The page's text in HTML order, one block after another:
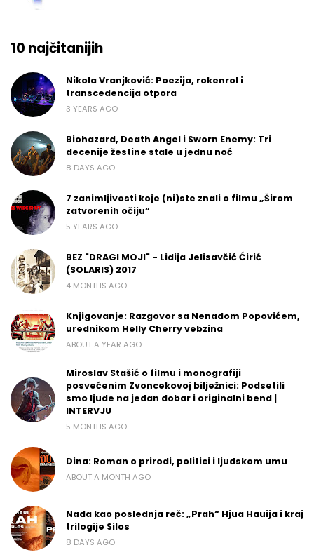
10 najčitanijih
Nikola Vranjković: Poezija, rokenrol i
transcedencija otpora
3 YEARS AGO
Biohazard, Death Angel i Sworn Enemy: Tri
decenije žestine stale u jednu noć
8 DAYS AGO
7 zanimljivosti koje (ni)ste znali o filmu „Širom
zatvorenih očiju“
5 YEARS AGO
BEZ "DRAGI MOJI" - Lidija Jelisavčić Ćirić
(SOLARIS) 2017
4 MONTHS AGO
Knjigovanje: Razgovor sa Nenadom Popovićem,
urednikom Helly Cherry vebzina
ABOUT A YEAR AGO
Miroslav Stašić o filmu i monografiji
posvećenim Zvoncekovoj bilježnici: Podsetili
smo ljude na jedan dobar i originalni bend |
INTERVJU
5 MONTHS AGO
Dina: Roman o prirodi, politici i ljudskom umu
ABOUT A MONTH AGO
Nada kao poslednja reč: „Prah“ Hjua Hauija i kraj
trilogije Silos
8 DAYS AGO